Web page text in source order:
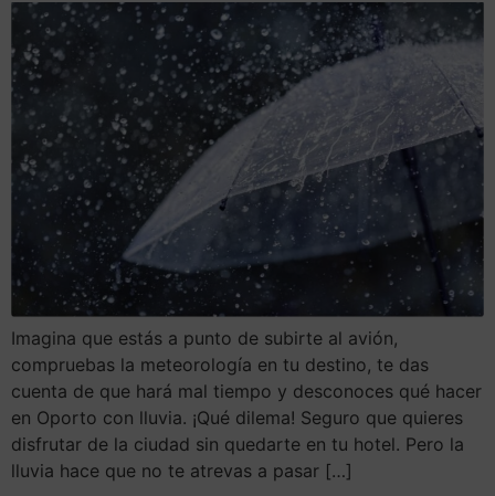
Imagina que estás a punto de subirte al avión,
compruebas la meteorología en tu destino, te das
cuenta de que hará mal tiempo y desconoces qué hacer
en Oporto con lluvia. ¡Qué dilema! Seguro que quieres
disfrutar de la ciudad sin quedarte en tu hotel. Pero la
lluvia hace que no te atrevas a pasar […]